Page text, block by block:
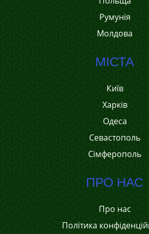
Румунія
Молдова
МІСТА
Київ
Харків
Одеса
Севастополь
Сімферополь
ПРО НАС
Про нас
Політика